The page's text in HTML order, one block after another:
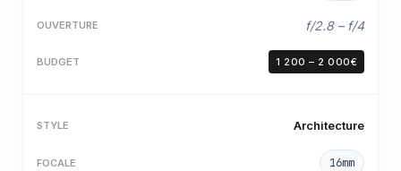
f/2.8 – f/4
1 200 – 2 000€
Architecture
16mm